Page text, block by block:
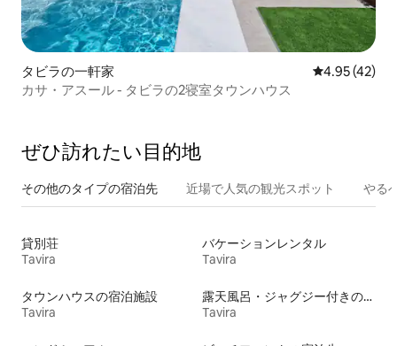
タビラの一軒家 レビュー42
4.95 (42)
カサ・アスール - タビラの2寝室タウンハウス
ぜひ訪⁠れ⁠た⁠い目⁠的⁠地
その他のタ⁠イ⁠プ⁠の宿⁠泊⁠先 近場で人気の観光スポット やる
貸別荘
Tavira
バケーションレンタル
Tavira
タウンハウスの宿泊施設
Tavira
露天風呂・ジャグジー付きの宿泊施設
Tavira